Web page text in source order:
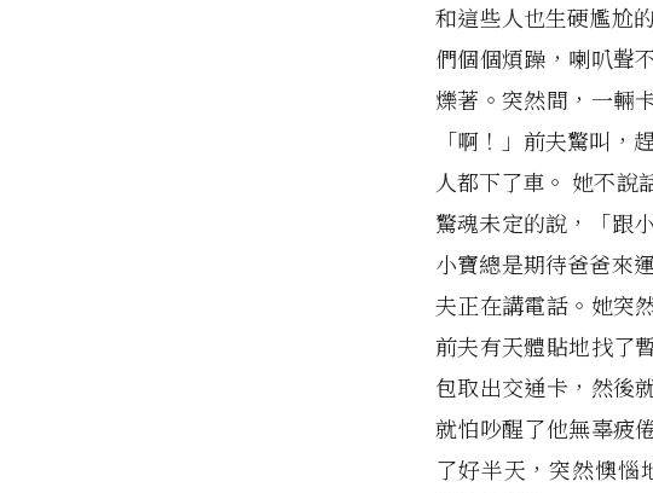
和這些人也生硬尷尬
們個個煩躁，喇叭聲
爍著。突然間，一輛
「啊！」前夫驚叫
人都下了車。 她不說
驚魂未定的說，「跟
小寶總是期待爸爸來
夫正在講電話。她突
前夫有天體貼地找了
包取出交通卡，然後
就怕吵醒了他無辜疲
了好半天，突然懊